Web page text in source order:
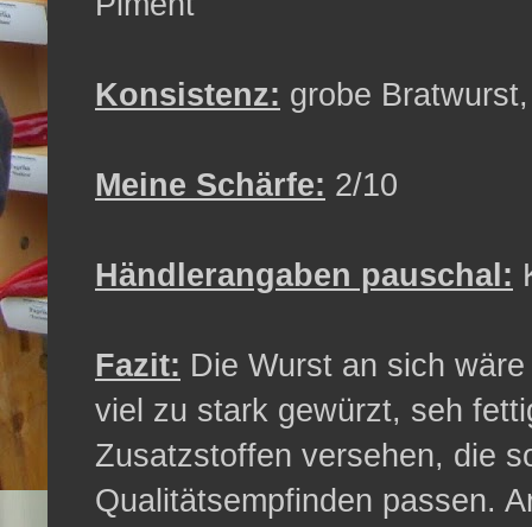
Konsistenz: grobe
Meine Schärfe: 2/10
Händlerangaben pauschal:
Fazit: Die Wurst an sich
viel zu stark gewürzt, seh
Zusatzstoffen versehen, die
Qualitätsempfinden passen.